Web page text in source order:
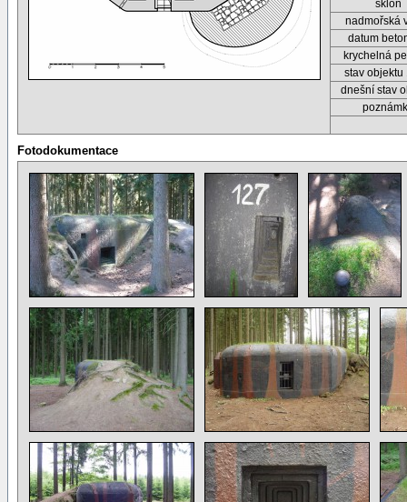
sklon
nadmořská
datum
krychelná
stav objektu
dnešní stav
Fotodokumentace